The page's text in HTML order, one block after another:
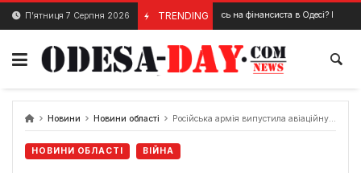
Skip
content
П’ятниця 7 Серпня 2026 TRENDING
1 Березня, 2025 Де вчитись на фінансиста в Одесі? Перелік кращих
Новини Новини області Російська армія випустила авіаційну ракету в напрямку острова Зміїний
НОВИНИ ОБЛАСТІ ВІЙНА